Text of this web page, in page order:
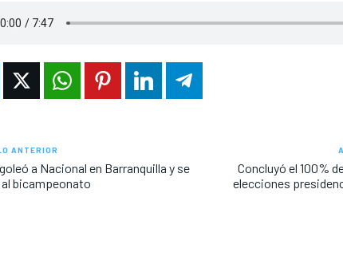
ANTERIOR
a Nacional en Barranquilla y se
bicampeonato
Concluyó el 100%
elecciones